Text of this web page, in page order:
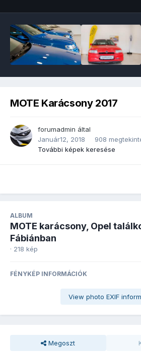
MOTE Karácsony 2017
forumadmin által
Január12, 2018
908
További képek keresése
ALBUM
MOTE karácsony, Opel
Fábiánban
· 218 kép
FÉNYKÉP INFORMÁCIÓK
View photo EXIF
Megoszt